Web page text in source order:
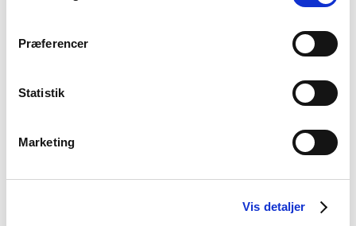
Præferencer
Statistik
Marketing
Vis detaljer
Hvordan får jeg mit eget design på mit